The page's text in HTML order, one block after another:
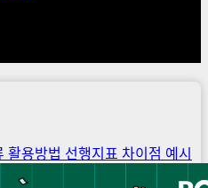
활용방법 선행지표 차이점 예시